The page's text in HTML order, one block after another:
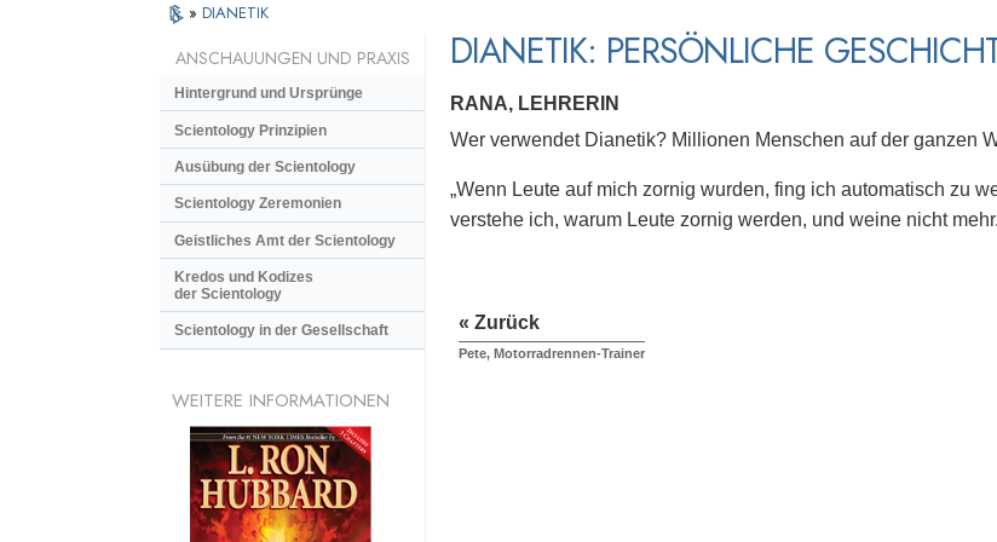
» DIANETIK
DIANETIK: PERSÖNLICHE
RANA, LEHRERIN
Wer verwendet Dianetik? Millionen Menschen auf der ganzen
„Wenn Leute auf mich zornig wurden, fing ich automatisch zu
verstehe ich, warum Leute zornig werden, und weine nicht
« Zurück
Pete, Motorradrennen-Trainer
ANSCHAUUNGEN UND PRAXIS
Hintergrund und Ursprünge
Scientology Prinzipien
Ausübung der Scientology
Scientology Zeremonien
Geistliches Amt der Scientology
Kredos und Kodizes
der Scientology
Scientology in der Gesellschaft
WEITERE INFORMATIONEN